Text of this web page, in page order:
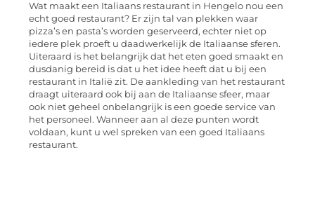
Wat maakt een Italiaans restaurant in Hengelo nou een
echt goed restaurant? Er zijn tal van plekken waar
pizza’s en pasta’s worden geserveerd, echter niet op
iedere plek proeft u daadwerkelijk de Italiaanse sferen.
Uiteraard is het belangrijk dat het eten goed smaakt en
dusdanig bereid is dat u het idee heeft dat u bij een
restaurant in Italië zit. De aankleding van het restaurant
draagt uiteraard ook bij aan de Italiaanse sfeer, maar
ook niet geheel onbelangrijk is een goede service van
het personeel. Wanneer aan al deze punten wordt
voldaan, kunt u wel spreken van een goed Italiaans
restaurant.